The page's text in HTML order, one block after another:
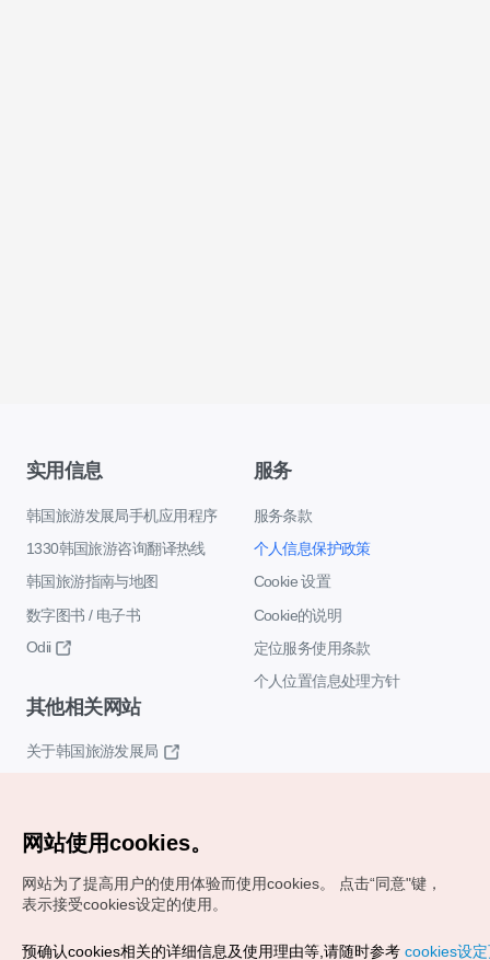
实用信息
韩国旅游发展局手机应用程序
1330韩国旅游咨询翻译热线
韩国旅游指南与地图
数字图书 / 电子书
Odii
服务
服务条款
个人信息保护政策
Cookie 设置
Cookie的说明
定位服务使用条款
个人位置信息处理方针
其他相关网站
关于韩国旅游发展局
网站使用cookies。
网站为了提高用户的使用体验而使用cookies。
点击“同意"键，
表示接受cookies设定的使用。
预确认cookies相关的详细信息及使用理由等,请随时参考 cookies设